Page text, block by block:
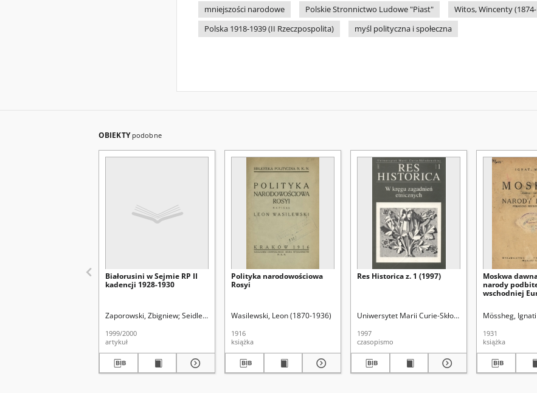
mniejszości narodowe
Polskie Stronnictwo Ludowe "Piast"
Witos, Wincenty
Polska 1918-1939 (II Rzeczpospolita)
myśl polityczna i społeczna
OBIEKTY podobne
Białorusini w Sejmie RP II
kadencji 1928-1930
Zaporowski, Zbigniew Seidler, Grzegorz Leopold (1913-1924). Red. Uniwersytet Marii Curie-Skłodowskiej (Lublin)
1999/2000
artykuł
Polityka narodowościowa
Rosyi
Wasilewski, Leon (1870-1936)
1916
książka
Res Historica z. 1 (1997)
Uniwersytet Marii Curie-Skłodowskiej (Lublin)
1997
czasopismo
Moskwa
narody
wschodniej
Mössheg, Ignati
1931
książka